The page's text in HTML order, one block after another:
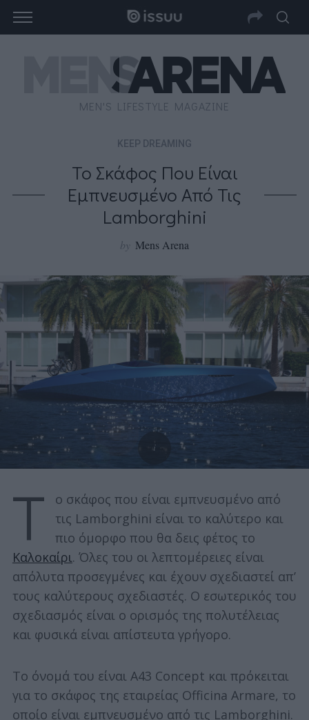
MEN'S LIFESTYLE MAGAZINE
KEEP DREAMING
Το Σκάφος Που Είναι
Εμπνευσμένο Από Τις
Lamborghini
by Mens Arena
Τ
ο σκάφος που είναι εμπνευσμένο από
τις Lamborghini είναι το καλύτερο και
πιο όμορφο που θα δεις φέτος το
Καλοκαίρι. Όλες του οι λεπτομέρειες είναι
απόλυτα προσεγμένες και έχουν σχεδιαστεί απ’
τους καλύτερους σχεδιαστές. Ο εσωτερικός του
σχεδιασμός είναι ο ορισμός της πολυτέλειας
και φυσικά είναι απίστευτα γρήγορο.
Το όνομά του είναι A43 Concept και πρόκειται
για το σκάφος της εταιρείας Officina Armare, το
οποίο είναι εμπνευσμένο από τις Lamborghini.